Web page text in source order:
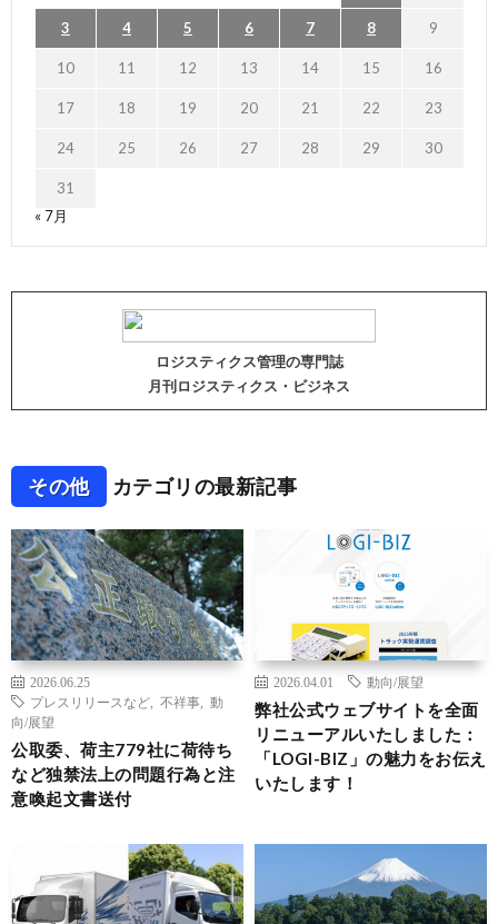
3 4 5 6 7 8 9
10 11 12 13 14 15 16
17 18 19 20 21 22 23
24 25 26 27 28 29 30
31
« 7月
ロジスティクス管理の専門誌
月刊ロジスティクス・ビジネス
その他 カテゴリの最新記事
2026.06.25
プレスリリースなど
不祥事
動
向/展望
公取委、荷主779社に荷待ち
など独禁法上の問題行為と注
意喚起文書送付
2026.04.01 動向/展望
弊社公式ウェブサイトを全面
リニューアルいたしました：
「LOGI-BIZ」の魅力をお伝え
いたします！